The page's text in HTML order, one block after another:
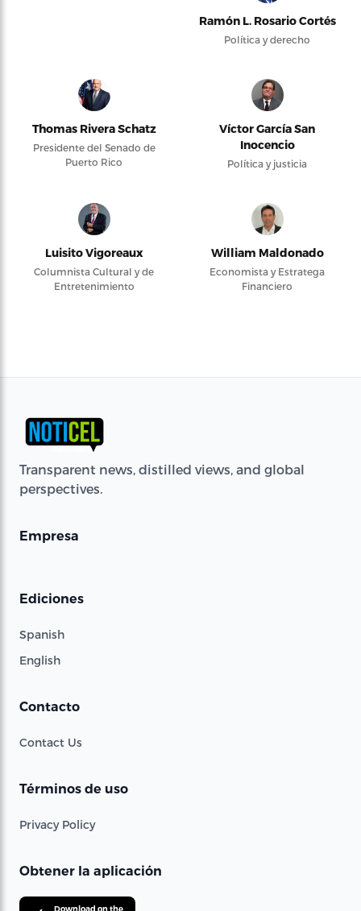
Ramón L. Rosario Cortés
Política y derecho
Thomas Rivera Schatz
Presidente del Senado de
Puerto Rico
Víctor García San
Inocencio
Política y justicia
Luisito Vigoreaux
Columnista Cultural y de
Entretenimiento
William Maldonado
Economista y Estratega
Financiero
Transparent news, distilled views, and global
perspectives.
Empresa
Ediciones
Spanish
English
Contacto
Contact Us
Términos de uso
Privacy Policy
Obtener la aplicación